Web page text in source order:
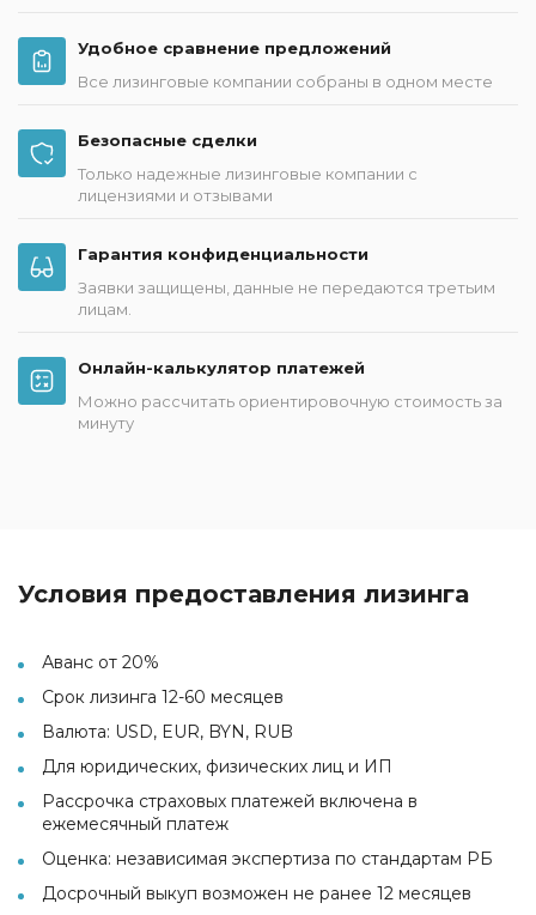
Удобное сравнение предложений
Все лизинговые компании собраны в одном месте
Безопасные сделки
Только надежные лизинговые компании с
лицензиями и отзывами
Гарантия конфиденциальности
Заявки защищены, данные не передаются третьим
лицам.
Онлайн-калькулятор платежей
Можно рассчитать ориентировочную стоимость за
минуту
Условия предоставления лизинга
Аванс от 20%
Срок лизинга 12-60 месяцев
Валюта: USD, EUR, BYN, RUB
Для юридических, физических лиц и ИП
Рассрочка страховых платежей включена в
ежемесячный платеж
Оценка: независимая экспертиза по стандартам РБ
Досрочный выкуп возможен не ранее 12 месяцев